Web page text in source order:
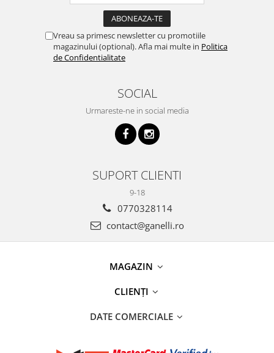
Vreau sa primesc newsletter cu promotiile
magazinului (optional). Afla mai multe in Politica
de Confidentialitate
SOCIAL
Urmareste-ne in social media
SUPORT CLIENTI
9-18
0770328114
contact@ganelli.ro
MAGAZIN
CLIENȚI
DATE COMERCIALE